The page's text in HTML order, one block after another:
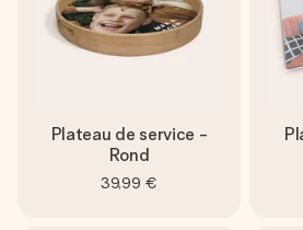
Plateau de service -
Rond
39,99 €